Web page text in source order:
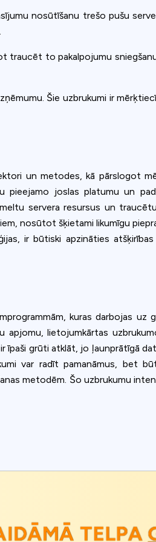
nosūtīšanu trešo pušu
traucēt to pakalpojumu
Šie uzbrukumi ir
un metodes, kā pārslogot
pieejamo joslas platumu un
servera resursus un
nosūtot šķietami likumīgu
ir būtiski apzināties
kuras darbojas uz
apjomu, lietojumkārtas
īpaši grūti atklāt, jo ļaunprātīgā
var radīt pamanāmus, bet
metodēm. Šo uzbrukumu
TELPA